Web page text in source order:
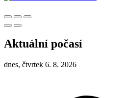
Aktuální počasí
dnes, čtvrtek 6. 8. 2026